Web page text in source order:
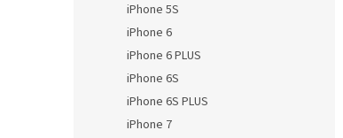
iPhone 5S
iPhone 6
iPhone 6 PLUS
iPhone 6S
iPhone 6S PLUS
iPhone 7